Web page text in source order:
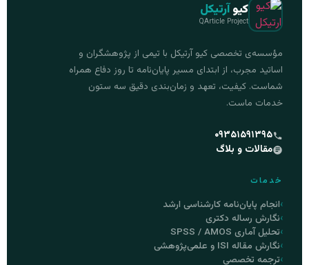
کیوآرتیکل
QArticle Project
مؤسسه‌ی تخصصی کیو آرتیکل با تیمی از پژوهشگران و
اساتید مجرب، از ابتدای مسیر پایان‌نامه تا روز دفاع همراه
شماست. کیفیت، تعهد و زمان‌بندی دقیق سه ستون
خدمات ماست.
۰۹۳۵۱۵۹۱۳۹۵
مقالات و بلاگ
خدمات
انجام پایان‌نامه کارشناسی ارشد
نگارش رساله دکتری
تحلیل آماری SPSS / AMOS
نگارش مقاله ISI و علمی‌پژوهشی
ترجمه تخصصی